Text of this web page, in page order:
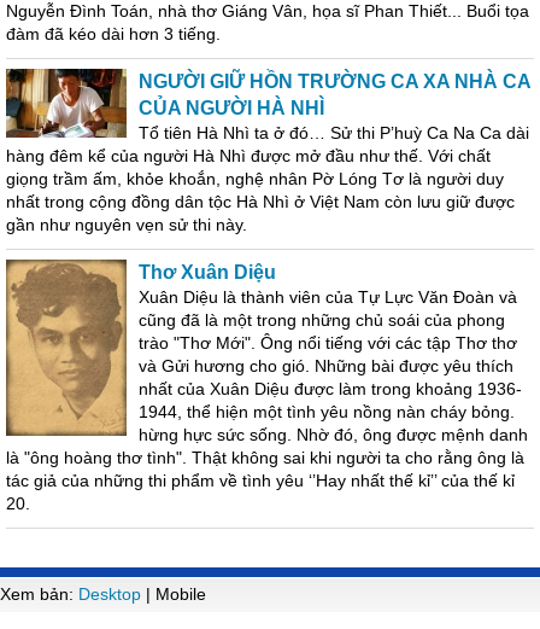
Nguyễn Đình Toán, nhà thơ Giáng Vân, họa sĩ Phan Thiết... Buổi tọa
đàm đã kéo dài hơn 3 tiếng.
NGƯỜI GIỮ HỒN TRƯỜNG CA XA NHÀ CA
CỦA NGƯỜI HÀ NHÌ
Tổ tiên Hà Nhì ta ở đó… Sử thi P’huỳ Ca Na Ca dài
hàng đêm kể của người Hà Nhì được mở đầu như thế. Với chất
giọng trầm ấm, khỏe khoắn, nghệ nhân Pờ Lóng Tơ là người duy
nhất trong cộng đồng dân tộc Hà Nhì ở Việt Nam còn lưu giữ được
gần như nguyên vẹn sử thi này.
Thơ Xuân Diệu
Xuân Diệu là thành viên của Tự Lực Văn Đoàn và
cũng đã là một trong những chủ soái của phong
trào "Thơ Mới". Ông nổi tiếng với các tập Thơ thơ
và Gửi hương cho gió. Những bài được yêu thích
nhất của Xuân Diệu được làm trong khoảng 1936-
1944, thể hiện một tình yêu nồng nàn cháy bỏng.
hừng hực sức sống. Nhờ đó, ông được mệnh danh
là "ông hoàng thơ tình". Thật không sai khi người ta cho rằng ông là
tác giả của những thi phẩm về tình yêu ‘’Hay nhất thế kỉ’’ của thế kỉ
20.
Xem bản: Desktop | Mobile